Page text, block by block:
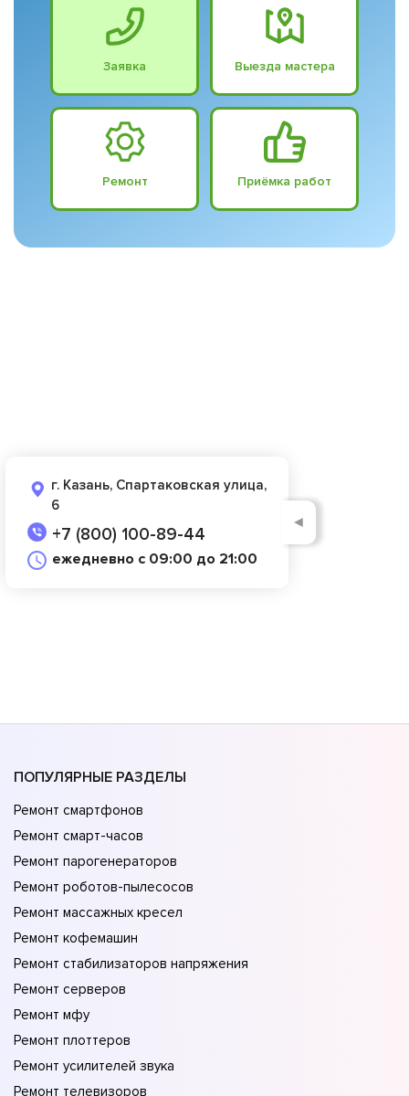
Заявка Выезда мастера
Ремонт Приёмка работ
г. Казань, Спартаковская улица,
6
+7 (800) 100-89-44
ежедневно с 09:00 до 21:00
◄
ПОПУЛЯРНЫЕ РАЗДЕЛЫ
Ремонт смартфонов
Ремонт смарт-часов
Ремонт парогенераторов
Ремонт роботов-пылесосов
Ремонт массажных кресел
Ремонт кофемашин
Ремонт стабилизаторов напряжения
Ремонт серверов
Ремонт мфу
Ремонт плоттеров
Ремонт усилителей звука
Ремонт телевизоров